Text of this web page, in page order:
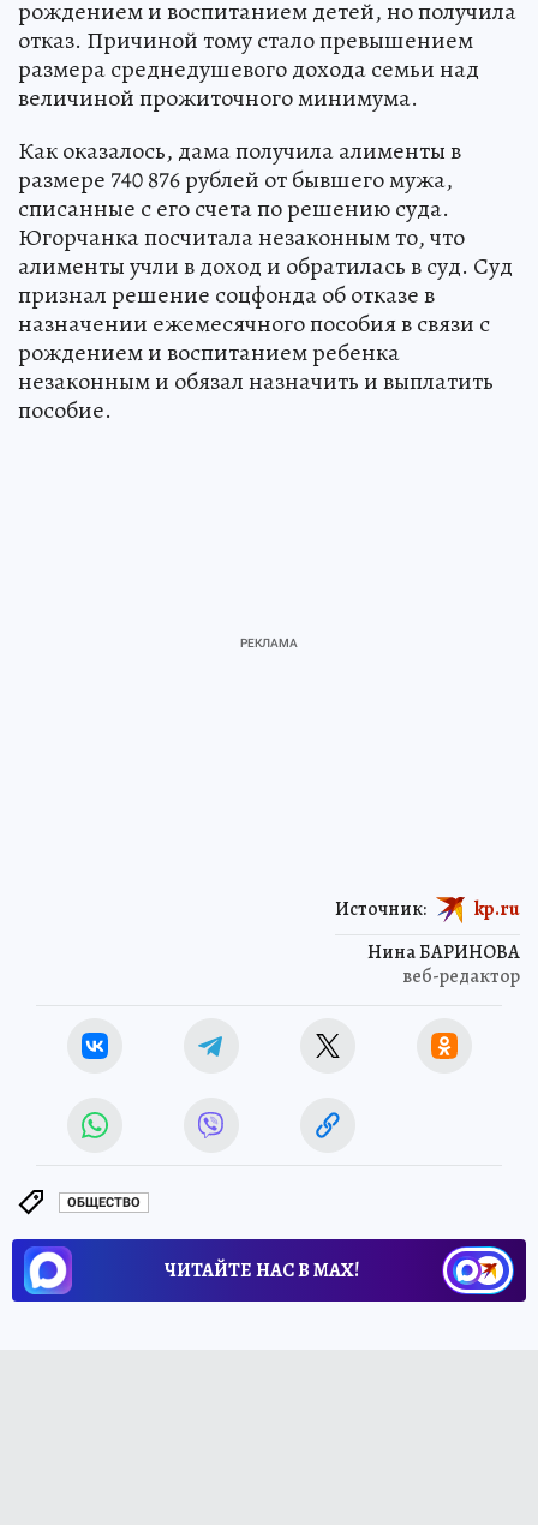
рождением и воспитанием детей, но получила
отказ. Причиной тому стало превышением
размера среднедушевого дохода семьи над
величиной прожиточного минимума.
Как оказалось, дама получила алименты в
размере 740 876 рублей от бывшего мужа,
списанные с его счета по решению суда.
Югорчанка посчитала незаконным то, что
алименты учли в доход и обратилась в суд. Суд
признал решение соцфонда об отказе в
назначении ежемесячного пособия в связи с
рождением и воспитанием ребенка
незаконным и обязал назначить и выплатить
пособие.
Нина БАРИНОВА
веб-редактор
Источник: kp.ru
ОБЩЕСТВО
ЧИТАЙТЕ НАС В МАХ!